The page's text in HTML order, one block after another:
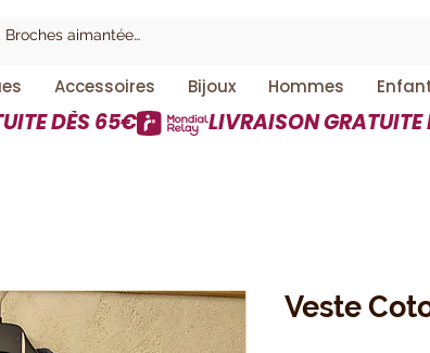
Accessoires Bijoux Hommes
Veste